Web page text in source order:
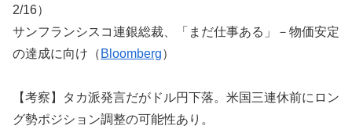
2/16）
サンフランシスコ連銀総裁、「まだ仕事ある」－物価安定
の達成に向け（ Bloomberg）
【考察】タカ派発言だがドル円下落。米国三連休前にロン
グ勢ポジション調整の可能性あり。